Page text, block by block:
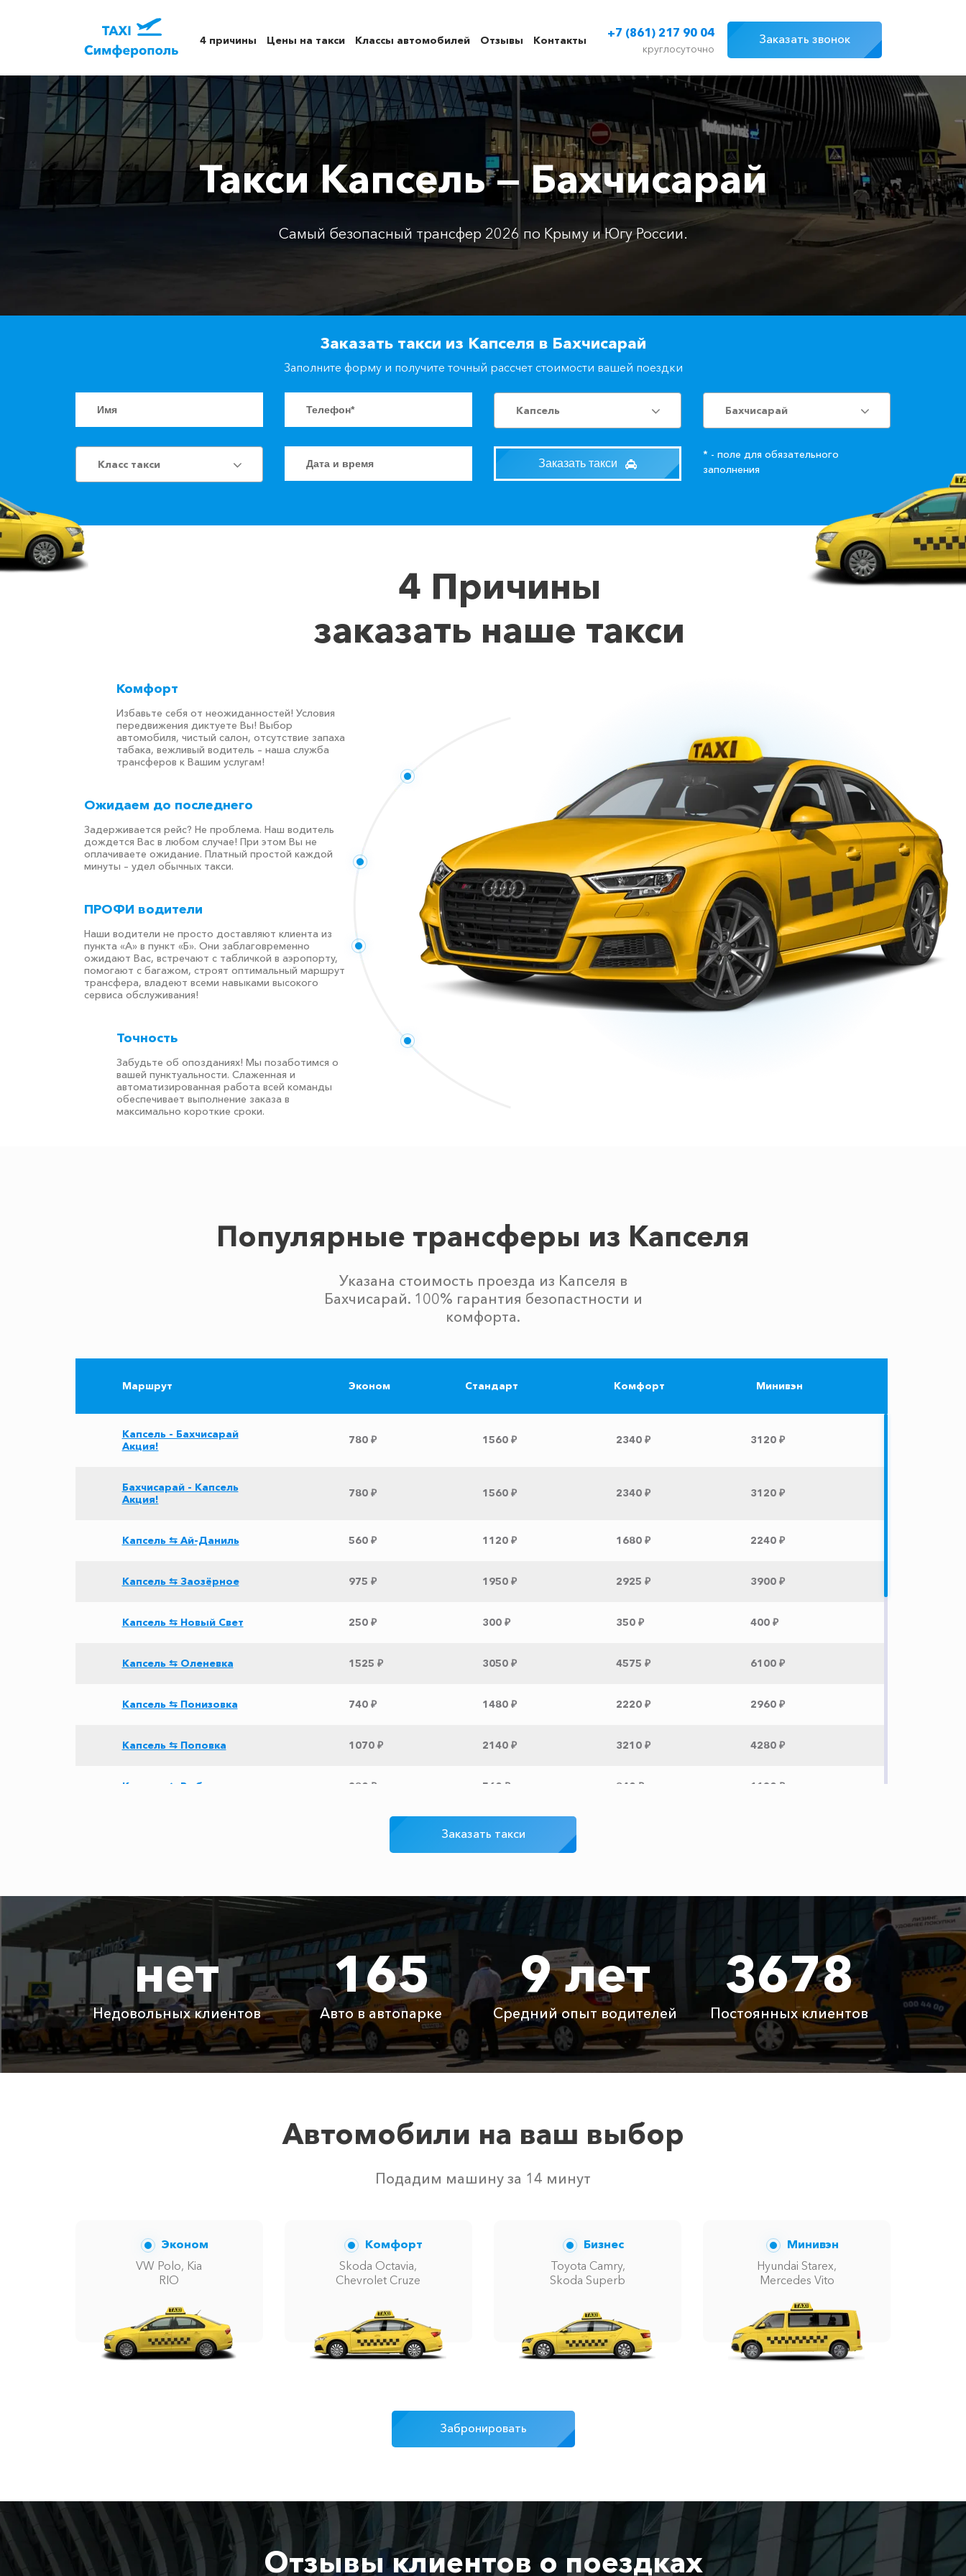
4 причины Цены на такси Классы автомобилей Отзывы Контакты
+7 (861) 217 90 04
круглосуточно
Заказать звонок
Такси Капсель — Бахчисарай
Самый безопасный трансфер 2026 по Крыму и Югу России.
Заказать такси из Капселя в Бахчисарай
Заполните форму и получите точный рассчет стоимости вашей поездки
Капсель Бахчисарай
Класс такси Заказать такси
* - поле для обязательного
заполнения
4 Причины
заказать наше такси
Комфорт
Избавьте себя от неожиданностей! Условия
передвижения диктуете Вы! Выбор
автомобиля, чистый салон, отсутствие запаха
табака, вежливый водитель – наша служба
трансферов к Вашим услугам!
Ожидаем до последнего
Задерживается рейс? Не проблема. Наш водитель
дождется Вас в любом случае! При этом Вы не
оплачиваете ожидание. Платный простой каждой
минуты – удел обычных такси.
ПРОФИ водители
Наши водители не просто доставляют клиента из
пункта «А» в пункт «Б». Они заблаговременно
ожидают Вас, встречают с табличкой в аэропорту,
помогают с багажом, строят оптимальный маршрут
трансфера, владеют всеми навыками высокого
сервиса обслуживания!
Точность
Забудьте об опозданиях! Мы позаботимся о
вашей пунктуальности. Слаженная и
автоматизированная работа всей команды
обеспечивает выполнение заказа в
максимально короткие сроки.
Популярные трансферы из Капселя
Указана стоимость проезда из Капселя в
Бахчисарай. 100% гарантия безопастности и
комфорта.
Маршрут Эконом Стандарт Комфорт Минивэн
Капсель - Бахчисарай
Акция!
780 ₽ 1560 ₽ 2340 ₽ 3120 ₽
Бахчисарай - Капсель
Акция!
780 ₽ 1560 ₽ 2340 ₽ 3120 ₽
Капсель ⇆ Ай-Даниль 560 ₽ 1120 ₽ 1680 ₽ 2240 ₽
Капсель ⇆ Заозёрное 975 ₽ 1950 ₽ 2925 ₽ 3900 ₽
Капсель ⇆ Новый Свет 250 ₽ 300 ₽ 350 ₽ 400 ₽
Капсель ⇆ Оленевка 1525 ₽ 3050 ₽ 4575 ₽ 6100 ₽
Капсель ⇆ Понизовка 740 ₽ 1480 ₽ 2220 ₽ 2960 ₽
Капсель ⇆ Поповка 1070 ₽ 2140 ₽ 3210 ₽ 4280 ₽
Капсель ⇆ Рыбачье 280 ₽ 560 ₽ 840 ₽ 1120 ₽
Капсель ⇆ аэропорт Сочи 6160 ₽
Капсель ⇆ Кастрополь 2295 ₽
Капсель ⇆ Чонгар 930 ₽ 1860 ₽ 2790 ₽ 3720 ₽
Детское автокресло Бесплатно Бесплатно Бесплатно Бесплатно
Ожидание машины Бесплатно Бесплатно Бесплатно Бесплатно
Заказать такси
нет
Недовольных клиентов
165
Авто в автопарке
9 лет
Средний опыт водителей
3678
Постоянных клиентов
Автомобили на ваш выбор
Подадим машину за 14 минут
Эконом
VW Polo, Kia
RIO
Комфорт
Skoda Octavia,
Chevrolet Cruze
Бизнес
Toyota Camry,
Skoda Superb
Минивэн
Hyundai Starex,
Mercedes Vito
Забронировать
Отзывы клиентов о поездках